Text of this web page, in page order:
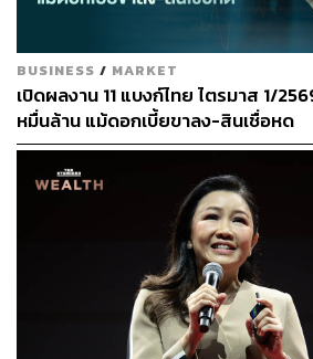
BUSINESS / MARKET
เปิดผลงาน 11 แบงก์ไทย ไตรมาส 1/
หมื่นล้าน แม้ดอกเบี้ยขาลง-สินเชื่อหด